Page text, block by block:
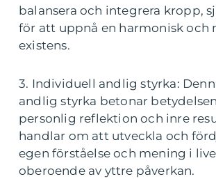
balansera och integrera kropp,
för att uppnå en harmonisk och
existens.
3. Individuell andlig styrka:
andlig styrka betonar
personlig reflektion och inre
handlar om att utveckla och
egen förståelse och mening i
oberoende av yttre påverkan.